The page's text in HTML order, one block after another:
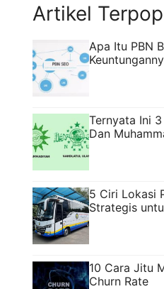
Artikel
Apa Itu PBN
Ternyata Ini
Dan
5 Ciri Lokasi
Strategis
10 Cara Jitu
Churn Rate